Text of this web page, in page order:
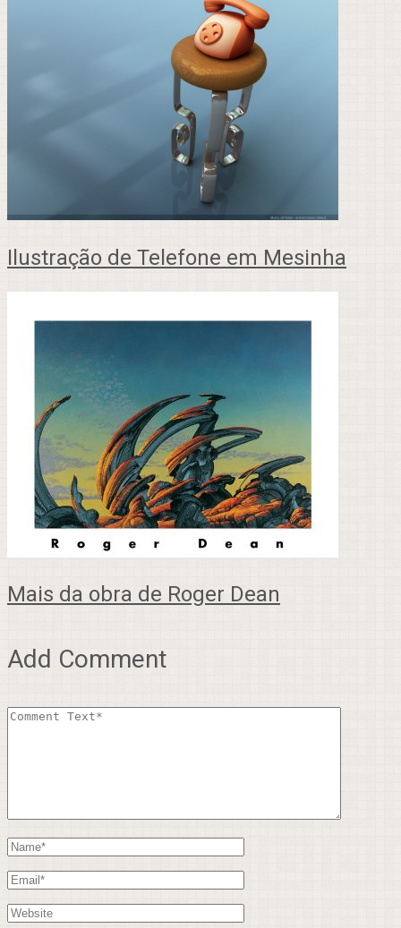
Ilustração de Telefone em Mesinha
Mais da obra de Roger Dean
Add Comment